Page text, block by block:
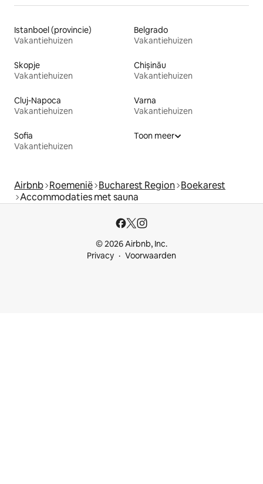
Istanboel (provincie)
Vakantiehuizen
Belgrado
Vakantiehuizen
Skopje
Vakantiehuizen
Chișinău
Vakantiehuizen
Cluj-Napoca
Vakantiehuizen
Varna
Vakantiehuizen
Sofia
Vakantiehuizen
Toon meer
Airbnb Roemenië Bucharest Region Boekarest
Accommodaties met sauna
© 2026 Airbnb, Inc.
Privacy
Voorwaarden